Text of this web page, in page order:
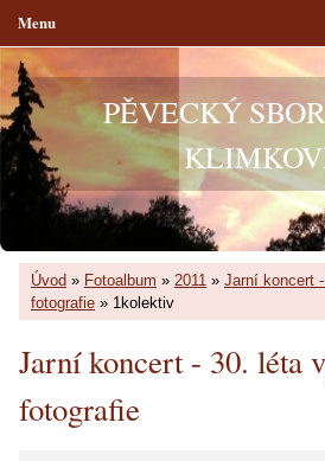
PĚVECKÝ
Úvod » Fotoalbum » 2011 » Jarní koncert
fotografie » 1kolektiv
Jarní koncert - 30. léta
fotografie
Menu